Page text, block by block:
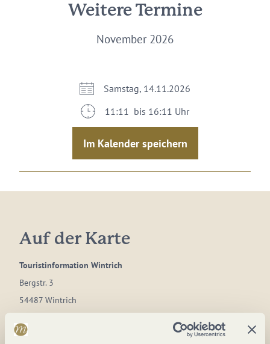
Weitere Termine
November 2026
Samstag, 14.11.2026
11:11 bis 16:11 Uhr
Im Kalender speichern
Auf der Karte
Touristinformation Wintrich
Bergstr. 3
54487 Wintrich